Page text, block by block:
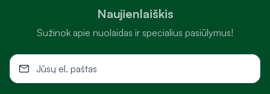
Naujienlaiškis
Sužinok apie nuolaidas ir specialius pasiūlymus!